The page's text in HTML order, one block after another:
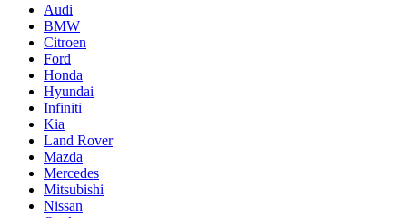
Audi
BMW
Citroen
Ford
Honda
Hyundai
Infiniti
Kia
Land Rover
Mazda
Mercedes
Mitsubishi
Nissan